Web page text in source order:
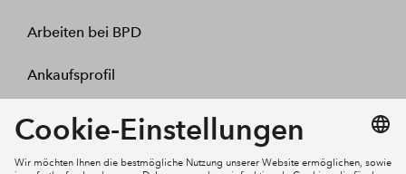
Arbeiten bei BPD
Ankaufsprofil
Kontakt